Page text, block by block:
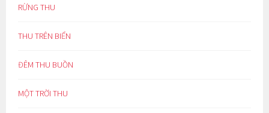
RỪNG THU
THU TRÊN BIỂN
ĐÊM THU BUỒN
MỘT TRỜI THU